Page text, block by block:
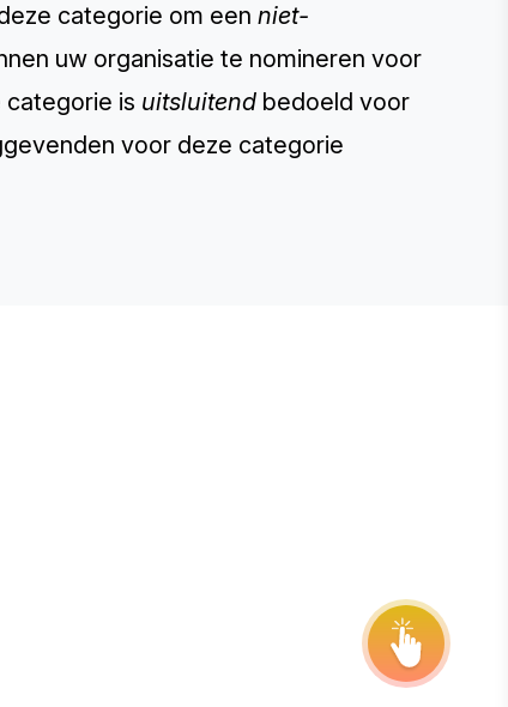
categorie om een niet-
uw organisatie te nomineren voor
categorie is uitsluitend bedoeld voor
voor deze categorie